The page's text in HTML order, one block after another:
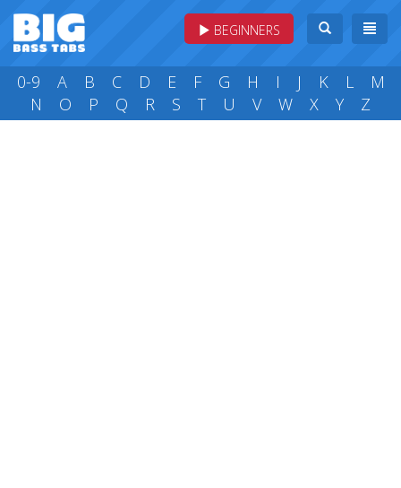
BEGINNERS
0-9 A B C D E F G H I J K L
M
N
O P Q R S T U V W X Y Z